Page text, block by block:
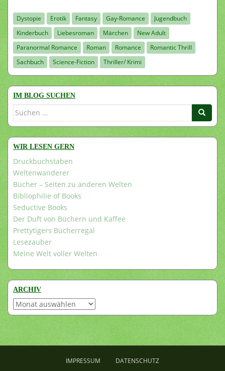
Dystopie Erotik Fantasy Gay-Romance
Jugendbuch
Kinderbuch
Liebesroman Märchen
New Adult
Paranormal Romance
Roman Romance
Romantic Thrill
Sachbuch
Science-Fiction Thriller/ Krimi
IM BLOG SUCHEN
Suchen
WIR LESEN GERN
Druckbuchstaben
Weltenwanderer
Bücher – Seiten zu anderen Welten
Bibliophilie of Books
Seductive Books
Der Duft von Büchern und Kaffee
Prettytigers Bücherregal
Lesezauber
Meine Welt voller Welten
ARCHIV
Archiv
IMPRESSUM DATENSCHUTZ